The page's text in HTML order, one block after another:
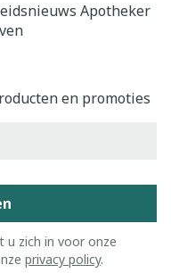
Apotheker
en promoties
u zich in voor onze
privacy policy.